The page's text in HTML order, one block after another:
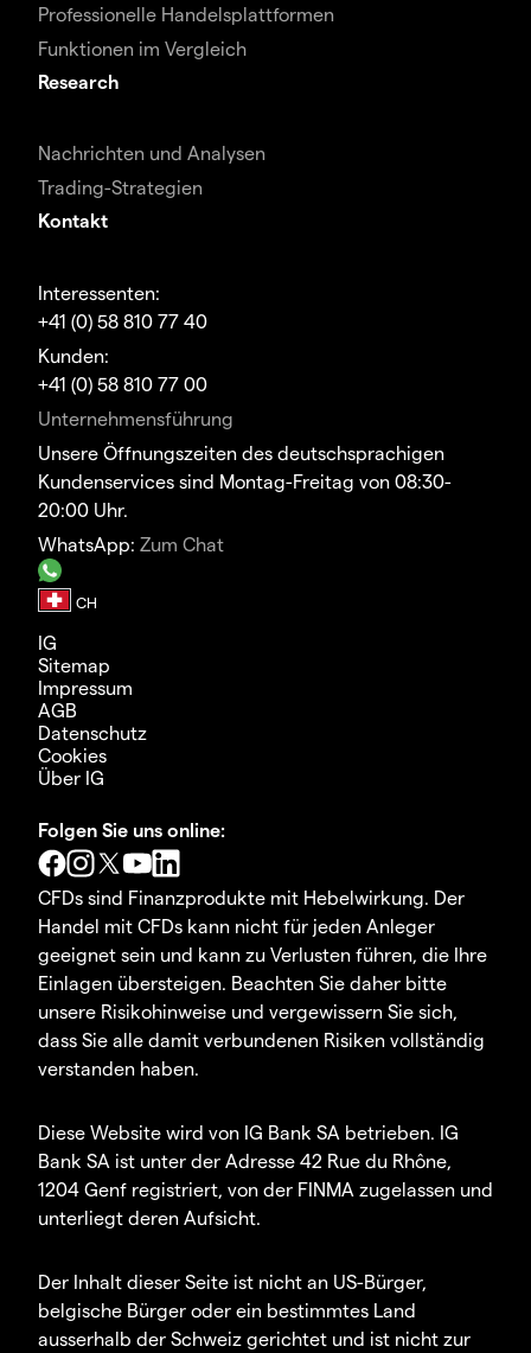
Professionelle Handelsplattformen
Funktionen im Vergleich
Research
Nachrichten und Analysen
Trading-Strategien
Kontakt
Interessenten:
+41 (0) 58 810 77 40
Kunden:
+41 (0) 58 810 77 00
Unternehmensführung
Unsere Öffnungszeiten des deutschsprachigen
Kundenservices sind Montag-Freitag von 08:30-
20:00 Uhr.
WhatsApp: Zum Chat
IG
Sitemap
Impressum
AGB
Datenschutz
Cookies
Über IG
Folgen Sie uns online:
CFDs sind Finanzprodukte mit Hebelwirkung. Der
Handel mit CFDs kann nicht für jeden Anleger
geeignet sein und kann zu Verlusten führen, die Ihre
Einlagen übersteigen. Beachten Sie daher bitte
unsere Risikohinweise und vergewissern Sie sich,
dass Sie alle damit verbundenen Risiken vollständig
verstanden haben.
Diese Website wird von IG Bank SA betrieben. IG
Bank SA ist unter der Adresse 42 Rue du Rhône,
1204 Genf registriert, von der FINMA zugelassen und
unterliegt deren Aufsicht.
Der Inhalt dieser Seite ist nicht an US-Bürger,
belgische Bürger oder ein bestimmtes Land
ausserhalb der Schweiz gerichtet und ist nicht zur